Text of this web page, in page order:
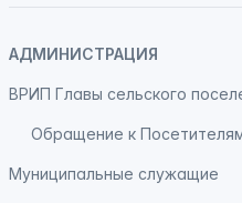
АДМИНИСТРАЦИЯ
ВРИП Главы сельского
Обращение к
Муниципальные служащие